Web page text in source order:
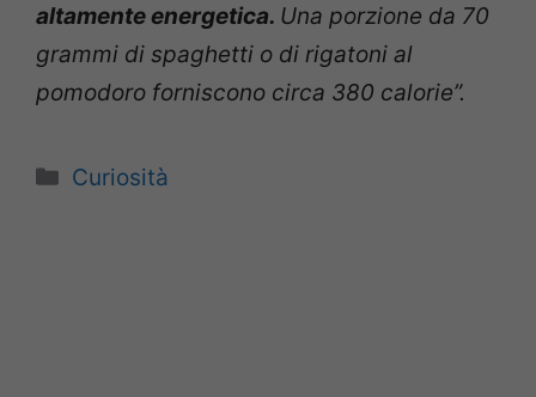
altamente energetica. Una porzione da 70
grammi di spaghetti o di rigatoni al
pomodoro forniscono circa 380 calorie”.
Categorie
Curiosità